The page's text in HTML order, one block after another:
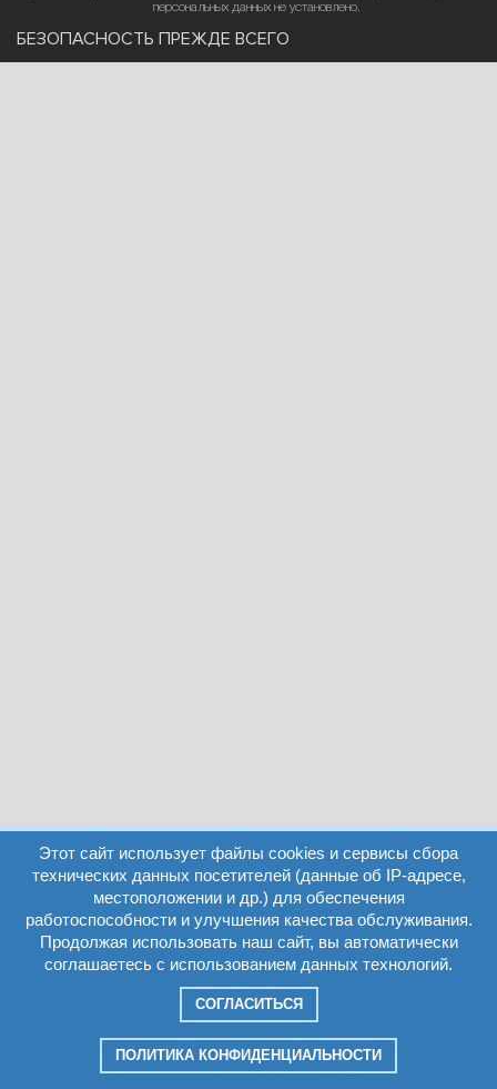
персональных данных не установлено.
БЕЗОПАСНОСТЬ ПРЕЖДЕ ВСЕГО
Этот сайт использует файлы cookies и сервисы сбора
технических данных посетителей (данные об IP-адресе,
местоположении и др.) для обеспечения
работоспособности и улучшения качества обслуживания.
Продолжая использовать наш сайт, вы автоматически
соглашаетесь с использованием данных технологий.
СОГЛАСИТЬСЯ
ПОЛИТИКА КОНФИДЕНЦИАЛЬНОСТИ